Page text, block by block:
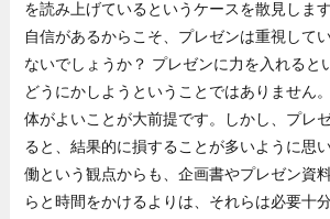
を読み上げているというケースを散見しま
自信があるからこそ、プレゼンは重視して
ないでしょうか？ プレゼンに力を入れると
どうにかしようということではありません
体がよいことが大前提です。しかし、プレ
ると、結果的に損することが多いように思
働という観点からも、企画書やプレゼン資
らと時間をかけるよりは、それらは必要十